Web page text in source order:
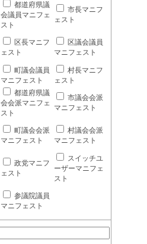
都道府県議
会議員マニフェ
スト
市長マニフ
ェスト
区長マニフ
ェスト
区議会議員
マニフェスト
町議会議員
マニフェスト
村長マニフ
ェスト
都道府県議
会会派マニフェ
スト
市議会会派
マニフェスト
町議会会派
マニフェスト
村議会会派
マニフェスト
政党マニフ
ェスト
スイッチユ
ーザーマニフェ
スト
参議院議員
マニフェスト